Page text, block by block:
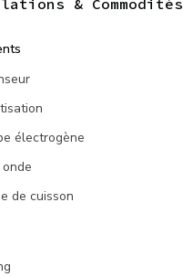
& Commodités
électrogène
de cuisson